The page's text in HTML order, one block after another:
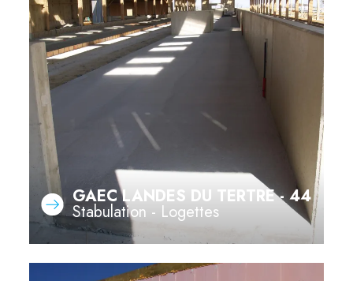
GAEC LANDES DU TERTRE - 44
Stabulation - Logettes